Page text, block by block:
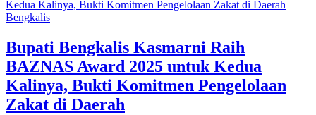
Bengkalis
Bupati Bengkalis Kasmarni Raih
BAZNAS Award 2025 untuk Kedua
Kalinya, Bukti Komitmen Pengelolaan
Zakat di Daerah